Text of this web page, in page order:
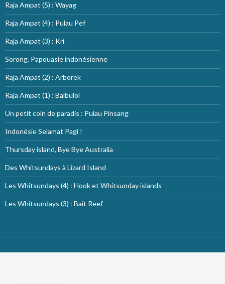
Raja Ampat (5) : Wayag
Raja Ampat (4) : Pulau Pef
Raja Ampat (3) : Kri
Sorong, Papouasie indonésienne
Raja Ampat (2) : Arborek
Raja Ampat (1) : Balbulol
Un petit coin de paradis : Pulau Pinsang
Indonésie Selamat Pagi !
Thursday island, Bye Bye Australia
Des Whitsundays à Lizard Island
Les Whitsundays (4) : Hook et Whitsunday islands
Les Whitsundays (3) : Bait Reef